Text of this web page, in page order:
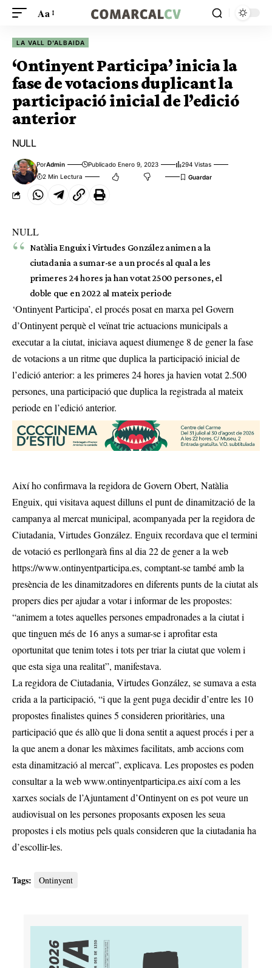
Aa
LA VALL D'ALBAIDA
‘Ontinyent Participa’ inicia la
fase de votacions duplicant la
participació inicial de l’edició
anterior
NULL
PorAdmin Publicado Enero 9, 2023
294 Vistas
2 Min Lectura
NULL
Natàlia Enguix i Virtudes González animen a la
ciutadania a sumar-se a un procés al qual a les
primeres 24 hores ja han votat 2500 persones, el
doble que en 2022 al mateix periode
‘Ontinyent Participa’, el procés posat en marxa pel Govern
d’Ontinyent perquè el veïnat trie actuacions municipals a
executar a la ciutat, iniciava aquest diumenge 8 de gener la fase
de votacions a un ritme que duplica la participació inicial de
l’edició anterior: a les primeres 24 hores ja havien votat 2.500
persones, una participació que duplica la registrada al mateix
periode en l’edició anterior.
Així ho confirmava la regidora de Govern Obert, Natàlia
Enguix, qui visitava aquest dilluns el punt de dinamització de la
campanya al mercat municipal, acompanyada per la regidora de
Ciutadania, Virtudes González. Enguix recordava que el termini
de votació es perllongarà fins al dia 22 de gener a la web
https://www.ontinyentparticipa.es, comptant-se també amb la
presència de les dinamitzadores en diferents punts de la ciutat als
propers dies per ajudar a votar i informar de les propostes:
“animem a totes aquelles persones empadronades a la ciutat i
que tinguen més de 16 anys a sumar-se i aprofitar esta
oportunitat que tenim totes i tots per triar la ciutat que volem i
que esta siga una realitat”, manifestava.
La regidora de Ciutadania, Virtudes González, se sumava a esta
crida a la participació, “i que la gent puga decidir d’entre les 10
propostes finalistes quines 5 consideren prioritàries, una
participació que és allò que li dona sentit a aquest procés i per a
la que anem a donar les màximes facilitats, amb accions com
esta dinamització al mercat”, explicava. Les propostes es poden
consultar a la webwww.ontinyentparticipa.esaixí com a les
xarxes socials de l’Ajuntament d’Ontinyent on es pot veure un
audiovisual on les persones proposants exposen les seua
propostes i els motius pels quals consideren que la ciutadania ha
d’escollir-les.
Tags: Ontinyent